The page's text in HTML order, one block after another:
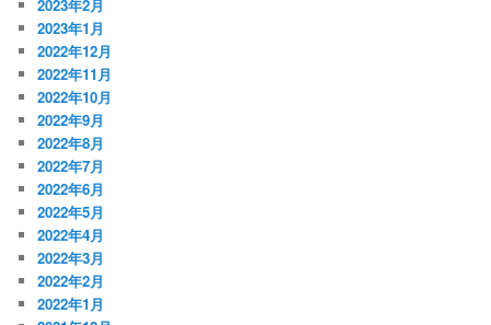
2023年2月
2023年1月
2022年12月
2022年11月
2022年10月
2022年9月
2022年8月
2022年7月
2022年6月
2022年5月
2022年4月
2022年3月
2022年2月
2022年1月